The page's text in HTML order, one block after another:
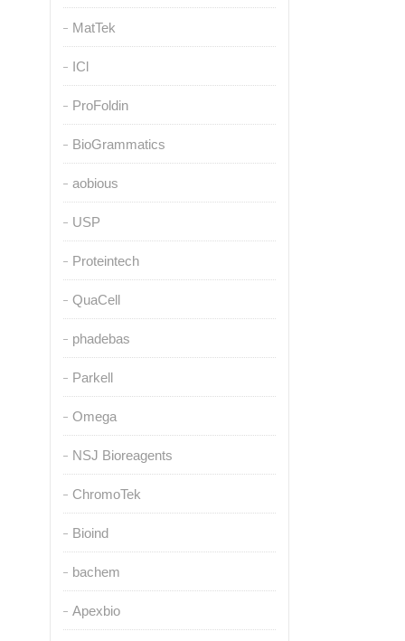
MatTek
ICl
ProFoldin
BioGrammatics
aobious
USP
Proteintech
QuaCell
phadebas
Parkell
Omega
NSJ Bioreagents
ChromoTek
Bioind
bachem
Apexbio